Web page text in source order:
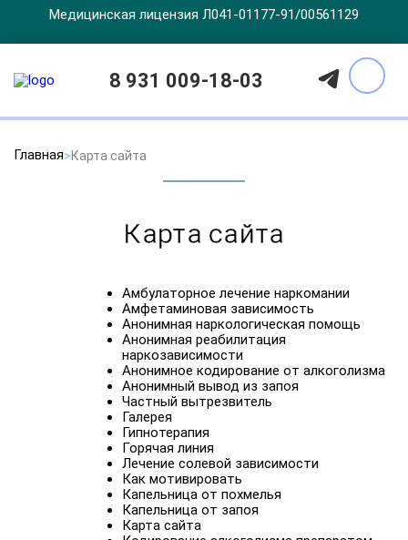
Медицинская лицензия Л041-01177-91/00561129
8 931 009-18-03
Главная Карта сайта
Карта сайта
Амбулаторное лечение наркомании
Амфетаминовая зависимость
Анонимная наркологическая помощь
Анонимная реабилитация
наркозависимости
Анонимное кодирование от алкоголизма
Анонимный вывод из запоя
Частный вытрезвитель
Галерея
Гипнотерапия
Горячая линия
Лечение солевой зависимости
Как мотивировать
Капельница от похмелья
Капельница от запоя
Карта сайта